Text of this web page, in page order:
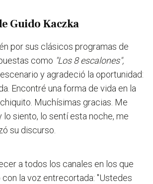
Guido Kaczka
por sus clásicos programas de
como "Los 8 escalones",
y agradeció la oportunidad:
Encontré una forma de vida en la
Muchísimas gracias. Me
lo siento, lo sentí esta noche, me
su discurso.
a todos los canales en los que
la voz entrecortada: "Ustedes